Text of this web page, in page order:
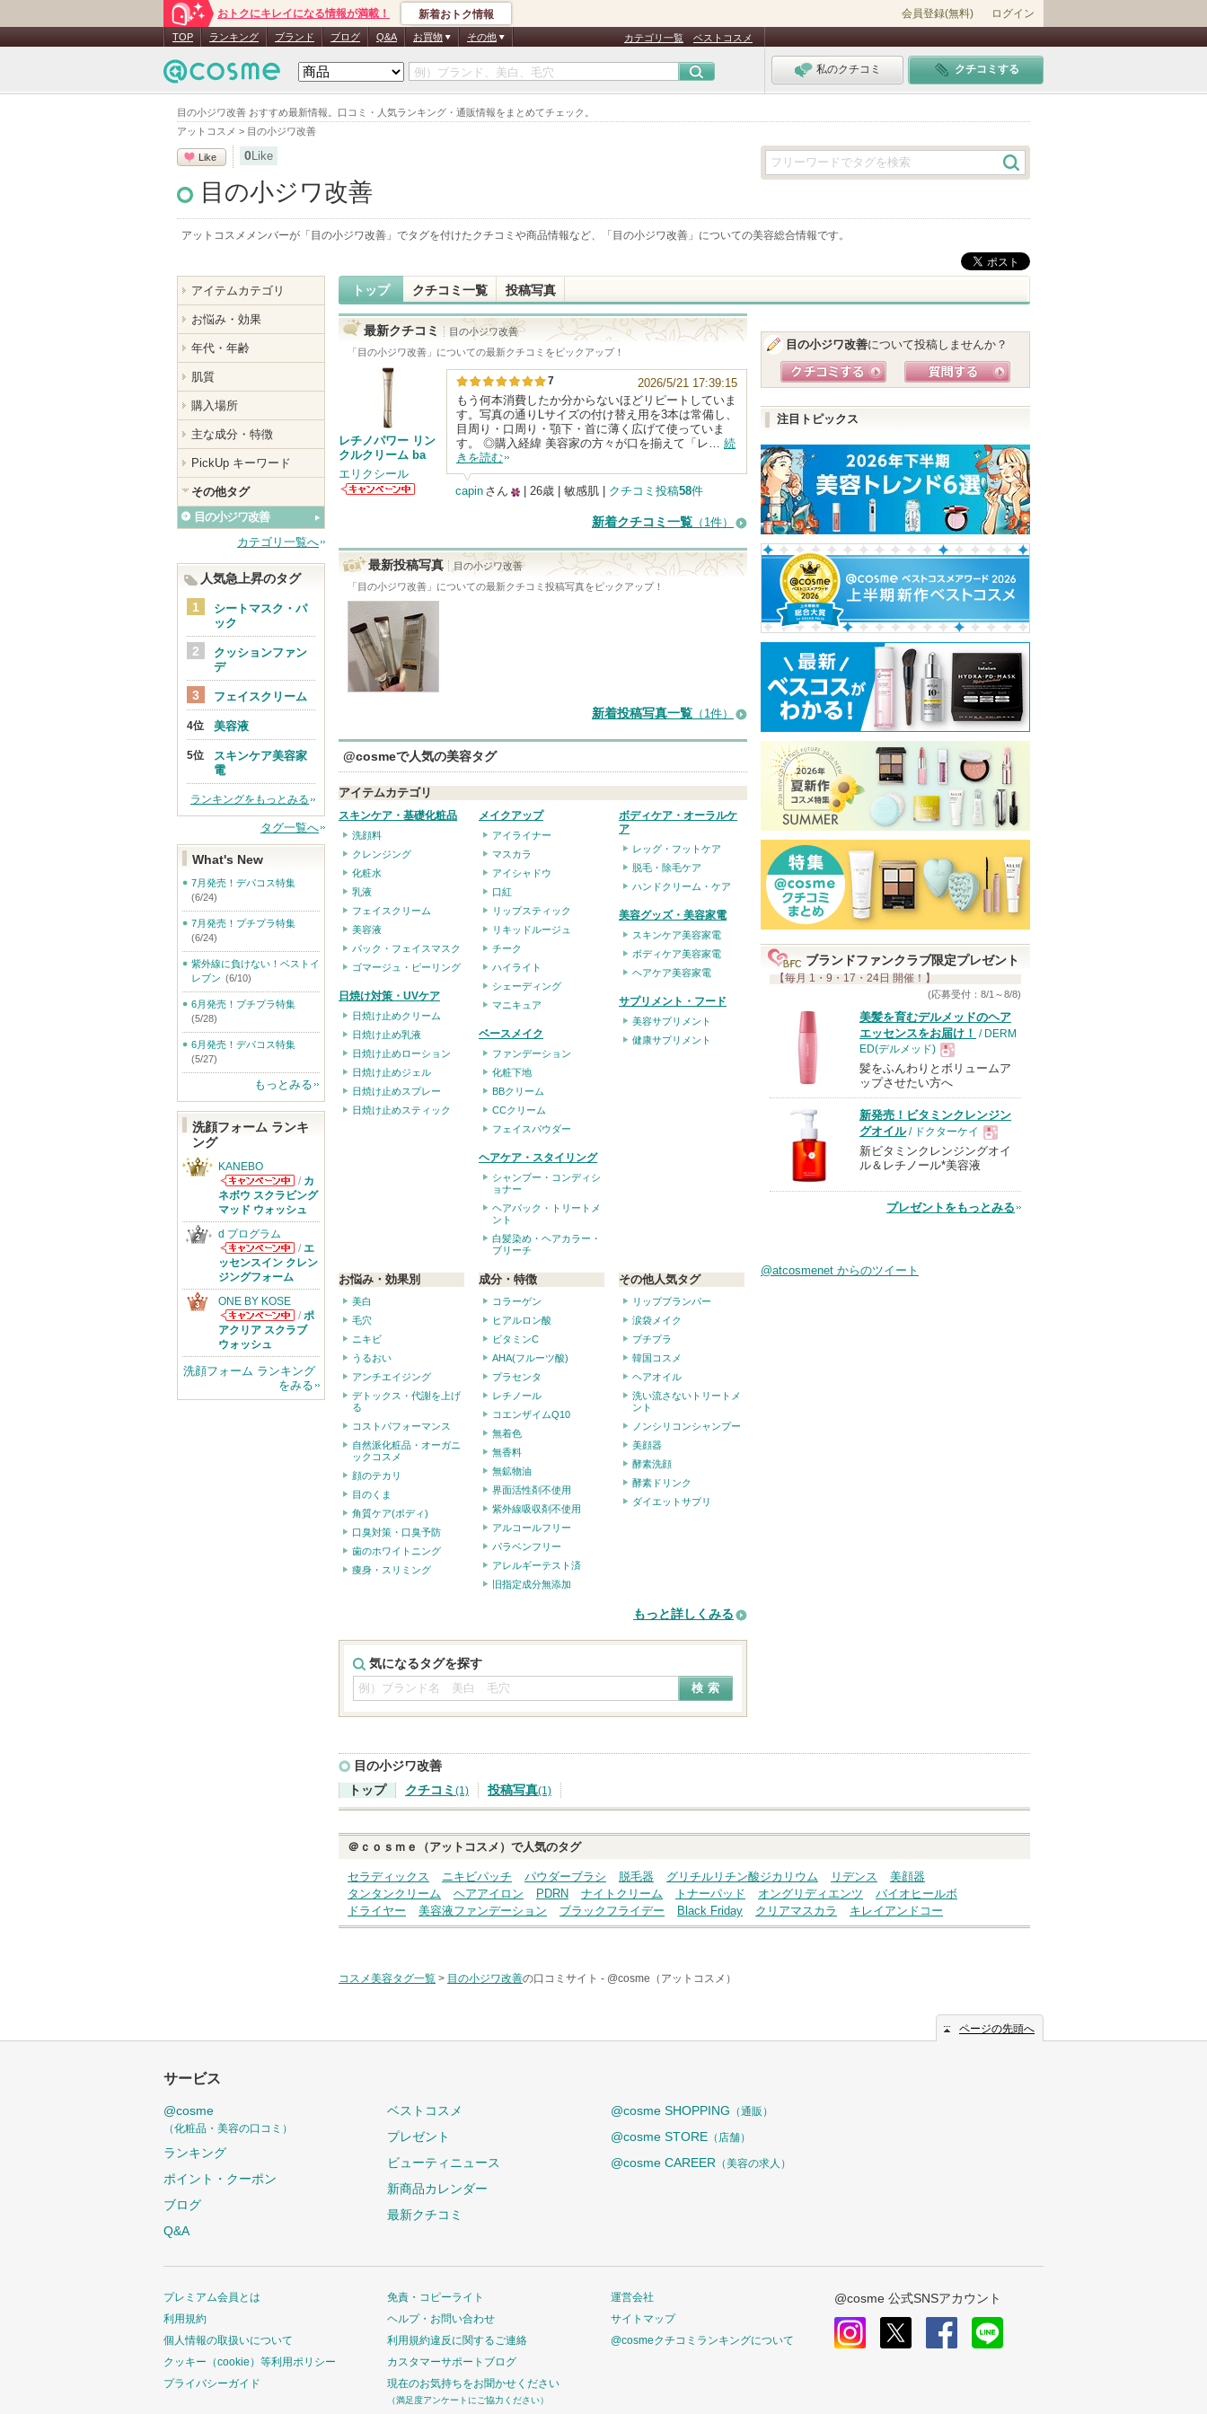
目の小ジワ改善 おすすめ最新情報。口コミ・人気ランキング・通販情報をまとめてチェック。
アットコスメ > 目の小ジワ改善
おトクにキレイになる情報が満載！ 新着おトク情報 会員登録(無料) ログイン
TOP ランキング ブランド ブログ Q&A お買物 その他 カテゴリ一覧 ベストコスメ
私のクチコミ クチコミする
Like 0Like
目の小ジワ改善
アットコスメメンバーが「 目の小ジワ改善 」でタグを付けたクチコミや商品情報など、「 目の小ジワ改善 」についての美容総合情報です。
トップ クチコミ一覧 投稿写真
最新クチコミ
目の小ジワ改善
「目の小ジワ改善 」についての最新クチコミをピックアップ！
レチノパワー リン
クルクリーム ba
エリクシール
7
2026/5/21 17:39:15
もう何本消費したか分からないほどリピートしていま
す。写真の通りLサイズの付け替え用を3本は常備し、
目周り・口周り・顎下・首に薄く広げて使っていま
す。 ◎購入経緯 美容家の方々が口を揃えて「レ… 続
きを読む
capin さん
以
お
に
入
り
登
録
さ
れ
て
い
| 26歳 | 敏感肌 | クチコミ投稿58件
新着クチコミ一覧 （1件）
最新投稿写真
目の小ジワ改善
「目の小ジワ改善 」についての最新クチコミ投稿写真をピックアップ！
新着投稿写真一覧 （1件）
@cosmeで人気の美容タグ
アイテムカテゴリ
スキンケア・基礎化粧品
洗顔料
クレンジング
化粧水
乳液
フェイスクリーム
美容液
パック・フェイスマスク
ゴマージュ・ピーリング
日焼け対策・UVケア
日焼け止めクリーム
日焼け止め乳液
日焼け止めローション
日焼け止めジェル
日焼け止めスプレー
日焼け止めスティック
メイクアップ
アイライナー
マスカラ
アイシャドウ
口紅
リップスティック
リキッドルージュ
チーク
ハイライト
シェーディング
マニキュア
ベースメイク
ファンデーション
化粧下地
BBクリーム
CCクリーム
フェイスパウダー
ヘアケア・スタイリング
シャンプー・コンディシ
ョナー
ヘアパック・トリートメ
ント
白髪染め・ヘアカラー・
ブリーチ
ボディケア・オーラルケ
ア
レッグ・フットケア
脱毛・除毛ケア
ハンドクリーム・ケア
美容グッズ・美容家電
スキンケア美容家電
ボディケア美容家電
ヘアケア美容家電
サプリメント・フード
美容サプリメント
健康サプリメント
お悩み・効果別
美白
毛穴
ニキビ
うるおい
アンチエイジング
デトックス・代謝を上げ
る
コストパフォーマンス
自然派化粧品・オーガニ
ックコスメ
顔のテカリ
目のくま
角質ケア(ボディ)
口臭対策・口臭予防
歯のホワイトニング
痩身・スリミング
成分・特徴
コラーゲン
ヒアルロン酸
ビタミンC
AHA(フルーツ酸)
プラセンタ
レチノール
コエンザイムQ10
無着色
無香料
無鉱物油
界面活性剤不使用
紫外線吸収剤不使用
アルコールフリー
パラベンフリー
アレルギーテスト済
旧指定成分無添加
その他人気タグ
リッププランパー
涙袋メイク
プチプラ
韓国コスメ
ヘアオイル
洗い流さないトリートメ
ント
ノンシリコンシャンプー
美顔器
酵素洗顔
酵素ドリンク
ダイエットサプリ
もっと詳しくみる
気になるタグを探す
目の小ジワ改善について投稿しませんか？
注目トピックス
ブランドファンクラブ限定プレゼント
【毎月 1・9・17・24日 開催！】
(応募受付：8/1～8/8)
美髪を育むデルメッドのヘア
エッセンスをお届け！ / DERM
ED(デルメッド)
現
品
髪をふんわりとボリュームア
ップさせたい方へ
新発売！ビタミンクレンジン
グオイル/ ドクターケイ
現
品
新ビタミンクレンジングオイ
ル＆レチノール*美容液
プレゼントをもっとみる
@atcosmenet からのツイート
目の小ジワ改善
トップ
クチコミ (1) 投稿写真(1)
＠ｃｏｓｍｅ（アットコスメ）で人気のタグ
セラディックス ニキビパッチ パウダーブラシ 脱毛器 グリチルリチン酸ジカリウム リデンス
美顔器
タンタンクリーム
ヘアアイロン PDRN ナイトクリーム トナーパッド オングリディエンツ
バイオヒールボ
ドライヤー
美容液ファンデーション ブラックフライデー Black Friday クリアマスカラ キレイアンドコー
コスメ美容タグ一覧 > 目の小ジワ改善の口コミサイト - @cosme（アットコスメ）
アイテムカテゴリ
お悩み・効果
年代・年齢
肌質
購入場所
主な成分・特徴
PickUp キーワード
その他タグ
目の小ジワ改善
カテゴリ一覧へ
人気急上昇のタグ
シートマスク・パ
ック
クッションファン
デ
フェイスクリーム
美容液
スキンケア美容家
電
ランキングをもっとみる
タグ一覧へ
What's New
7月発売！デパコス特集
(6/24)
7月発売！プチプラ特集
(6/24)
紫外線に負けない！ベストイ
レブン (6/10)
6月発売！プチプラ特集
(5/28)
6月発売！デパコス特集
(5/27)
もっとみる
洗顔フォーム ランキ
ング
KANEBO
KANEBOから
のお知らせがあ
ります
/ カ
ネボウ スクラビング
マッド ウォッシュ
d プログラム
d プログラムか
らのお知らせが
あります
/ エ
ッセンスイン クレン
ジングフォーム
ONE BY KOSE
ONE BY KOSE
からのお知らせ
があります
/ ポ
アクリア スクラブ
ウォッシュ
洗顔フォーム ランキング
をみる
ページの先頭へ
サービス
@cosme
（化粧品・美容の口コミ）
ランキング
ポイント・クーポン
ブログ
Q&A
ベストコスメ
プレゼント
ビューティニュース
新商品カレンダー
最新クチコミ
@cosme SHOPPING （通販）
@cosme STORE （店舗）
@cosme CAREER （美容の求人）
プレミアム会員とは
利用規約
個人情報の取扱いについて
クッキー（cookie）等利用ポリシー
プライバシーガイド
免責・コピーライト
ヘルプ・お問い合わせ
利用規約違反に関するご連絡
カスタマーサポートブログ
現在のお気持ちをお聞かせください
（満足度アンケートにご協力ください）
運営会社
サイトマップ
@cosmeクチコミランキングについて
@cosme 公式SNSアカウント